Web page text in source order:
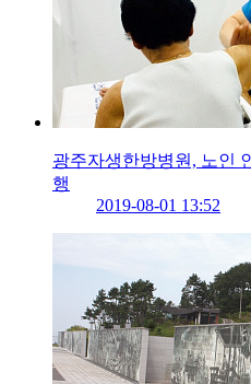
광주자생한방병원, 노인
행
2019-08-01 13:52